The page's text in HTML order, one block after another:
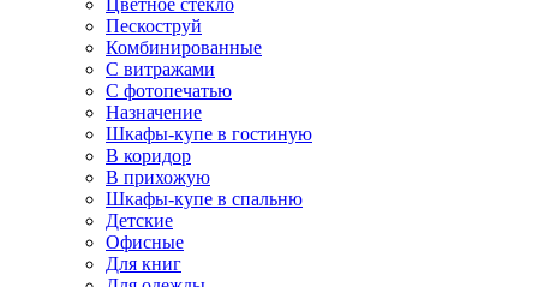
Цветное стекло
Пескоструй
Комбинированные
С витражами
С фотопечатью
Назначение
Шкафы-купе в гостиную
В коридор
В прихожую
Шкафы-купе в спальню
Детские
Офисные
Для книг